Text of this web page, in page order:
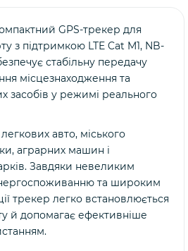
GPS-трекер для
з підтримкою LTE Cat M1, NB-
стабільну передачу
місцезнаходження та
засобів у режимі реального
авто, міського
аграрних машин і
Завдяки невеликим
та широким
трекер легко встановлюється
й допомагає ефективніше